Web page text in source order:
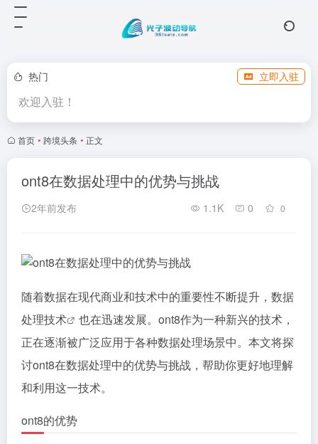
热门 立即入驻
欢迎入驻！
首页 • 跨境头条 • 正文
ont8在数据处理中的优势与挑战
2年前发布 1.1K 0 0
随着数据在现代商业和技术中的重要性不断提升， 数据
处理技术
也在迅速发展。ont8作为一种新兴的技术，
正在逐渐被广泛应用于各种数据处理场景中。本文将探
讨ont8在数据处理中的优势与挑战，帮助你更好地理解
和利用这一技术。
ont8的优势